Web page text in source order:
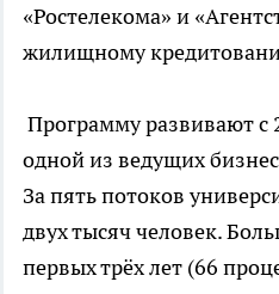
«Ростелекома» и
жилищному
Программу развивают с
одной из ведущих
За пять потоков
двух тысяч человек.
первых трёх лет (66